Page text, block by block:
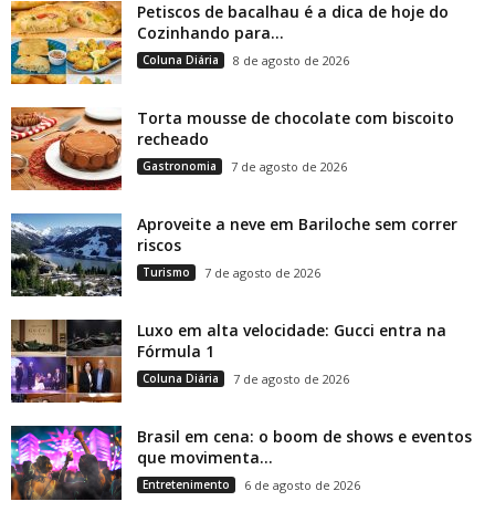
Petiscos de bacalhau é a dica de hoje do
Cozinhando para...
Coluna Diária 8 de agosto de 2026
Torta mousse de chocolate com biscoito
recheado
Gastronomia 7 de agosto de 2026
Aproveite a neve em Bariloche sem correr
riscos
Turismo 7 de agosto de 2026
Luxo em alta velocidade: Gucci entra na
Fórmula 1
Coluna Diária 7 de agosto de 2026
Brasil em cena: o boom de shows e eventos
que movimenta...
Entretenimento 6 de agosto de 2026